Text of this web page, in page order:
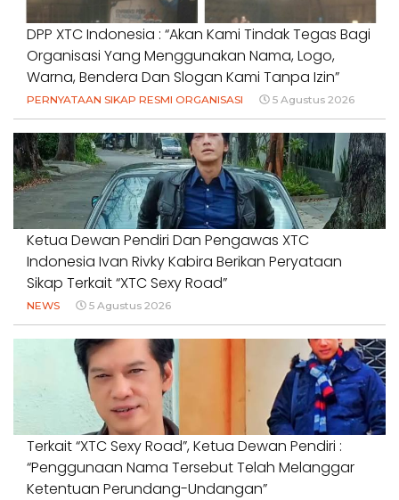
DPP XTC Indonesia : “Akan Kami Tindak Tegas Bagi
Organisasi Yang Menggunakan Nama, Logo,
Warna, Bendera Dan Slogan Kami Tanpa Izin”
PERNYATAAN SIKAP RESMI ORGANISASI 5 Agustus 2026
Ketua Dewan Pendiri Dan Pengawas XTC
Indonesia Ivan Rivky Kabira Berikan Peryataan
Sikap Terkait “XTC Sexy Road”
NEWS 5 Agustus 2026
Terkait “XTC Sexy Road”, Ketua Dewan Pendiri :
“Penggunaan Nama Tersebut Telah Melanggar
Ketentuan Perundang-Undangan”